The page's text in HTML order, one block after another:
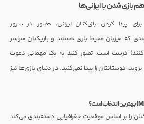
شدن با ایرانی‌ها
پیدا کردن بازیکنان ایرانی، حضور در سرور
که میزبان محیط بازی هستند و بازیکنان سراسر
درست است. تصور کنید به یک مهمانی دعوت
دوستانتان را پیدا نمی‌کنید. در دنیای بازی‌ها نیز
را بر اساس موقعیت جغرافیایی دسته‌بندی می‌کند